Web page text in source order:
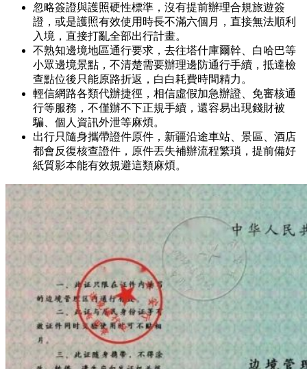
忽略簽證與護照硬性標準，沒有提前辦理合規旅遊簽
證，或是護照有效使用時長不滿六個月，直接無法順利
入境，直接打亂全部出行計畫。
不熟知邊境地區通行要求，去往塔什庫爾幹、白哈巴等
小眾邊境景點，不清楚需要辦理邊防通行手續，抵達檢
查點位後只能原路折返，白白耗費時間精力。
輕信網路各類代辦捷徑，相信虛假加急辦證、免審核通
行等服務，不僅辦不下正規手續，還容易出現錢財被
騙、個人資訊外泄等麻煩。
出行只隨身攜帶證件原件，新疆沿途車站、景區、酒店
都會反復核查證件，原件丟失補辦流程繁瑣，提前備好
紙質影本能有效規避這類麻煩。